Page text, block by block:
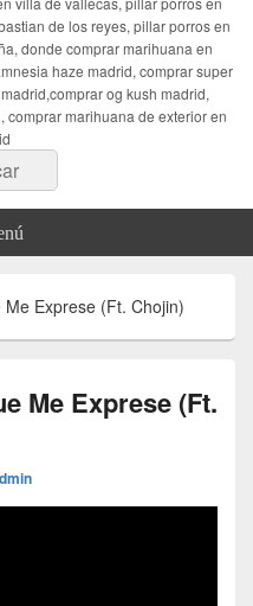
de los reyes, pillar porros en
donde comprar marihuana en
haze madrid, comprar super
og kush madrid,
marihuana de exterior en
Exprese (Ft. Chojin)
Me Exprese (Ft.